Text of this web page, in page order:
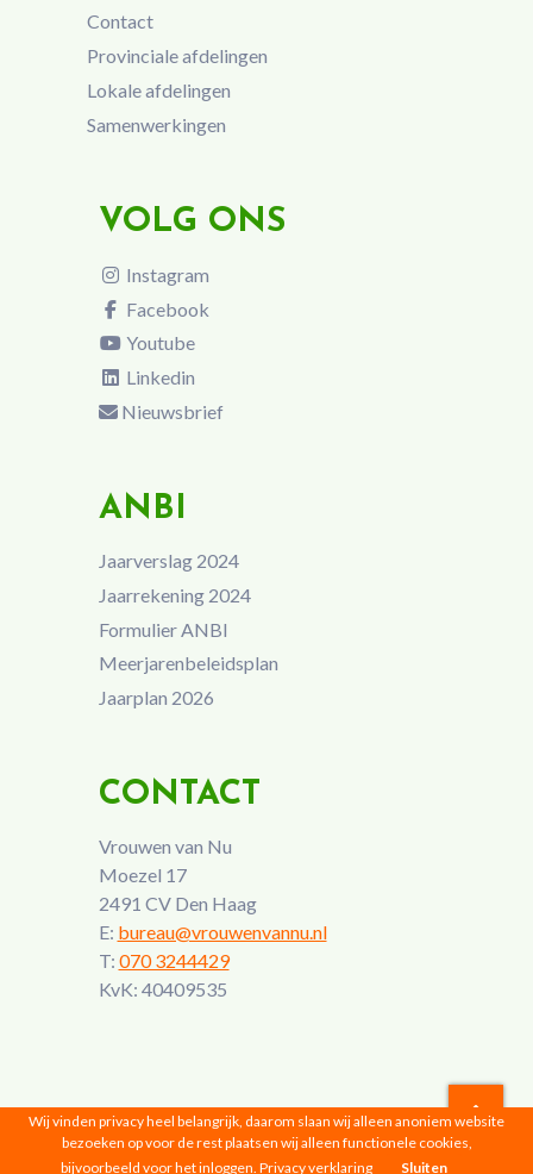
Contact
Provinciale afdelingen
Lokale afdelingen
Samenwerkingen
VOLG ONS
Instagram
Facebook
Youtube
Linkedin
Nieuwsbrief
ANBI
Jaarverslag 2024
Jaarrekening 2024
Formulier ANBI
Meerjarenbeleidsplan
Jaarplan 2026
CONTACT
Vrouwen van Nu
Moezel 17
2491 CV Den Haag
E: bureau@vrouwenvannu.nl
T: 070 3244429
KvK: 40409535
Vrouwen van Nu © 2026 |Privacyverklaring
Wij vinden privacy heel belangrijk, daarom slaan wij alleen anoniem website
bezoeken op voor de rest plaatsen wij alleen functionele cookies,
bijvoorbeeld voor het inloggen. Privacy verklaring Sluiten